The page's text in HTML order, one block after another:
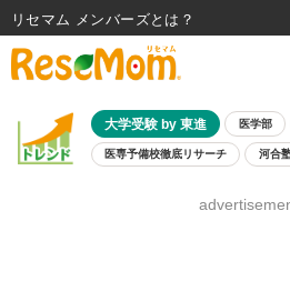
大学受験 by 東進 医学部
医専予備校徹底リサーチ 河合
8月開催学校説明会・
リセマム メンバーズ